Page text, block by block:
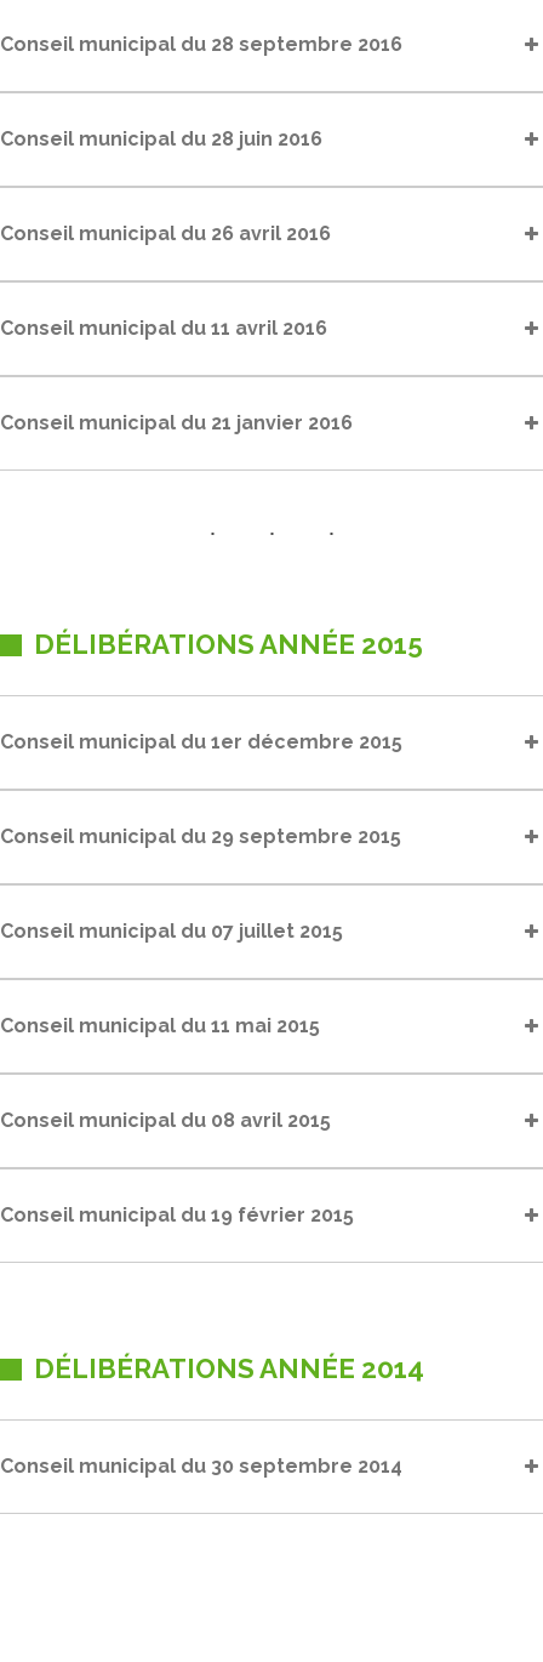
Conseil municipal du 28 septembre 2016
Conseil municipal du 28 juin 2016
Conseil municipal du 26 avril 2016
Conseil municipal du 11 avril 2016
Conseil municipal du 21 janvier 2016
DÉLIBÉRATIONS ANNÉE 2015
Conseil municipal du 1er décembre 2015
Conseil municipal du 29 septembre 2015
Conseil municipal du 07 juillet 2015
Conseil municipal du 11 mai 2015
Conseil municipal du 08 avril 2015
Conseil municipal du 19 février 2015
DÉLIBÉRATIONS ANNÉE 2014
Conseil municipal du 30 septembre 2014